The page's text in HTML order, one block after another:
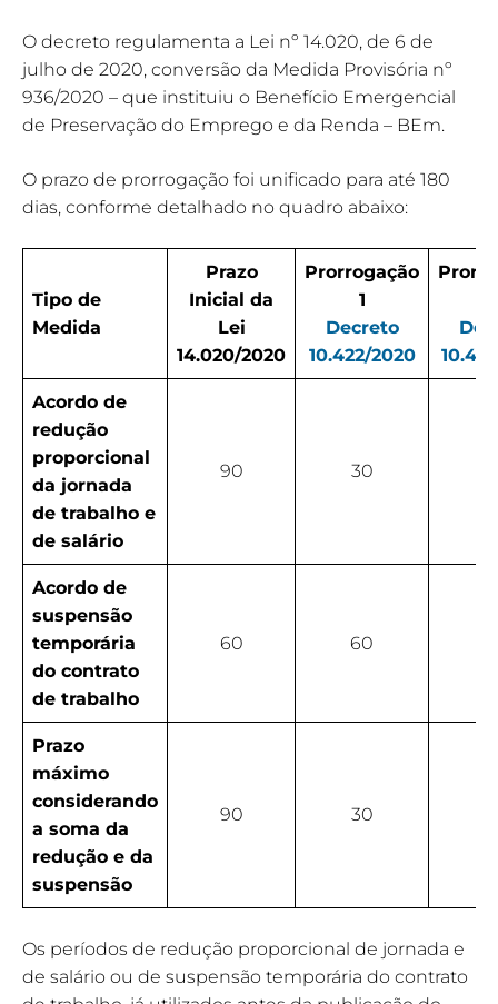
O decreto regulamenta a Lei nº 14.020, de 6 de
julho de 2020, conversão da Medida Provisória nº
936/2020 – que instituiu o Benefício Emergencial
de Preservação do Emprego e da Renda – BEm.
O prazo de prorrogação foi unificado para até 180
dias, conforme detalhado no quadro abaixo:
Tipo de
Medida
Prazo
Inicial da
Lei
14.020/2020
Prorrogação
1
Decreto
10.422/2020
Acordo de
redução
proporcional
da jornada
de trabalho e
de salário
90 30
Acordo de
suspensão
temporária
do contrato
de trabalho
60 60
Prazo
máximo
considerando
a soma da
redução e da
suspensão
90 30
Os períodos de redução proporcional de jornada e
de salário ou de suspensão temporária do contrato